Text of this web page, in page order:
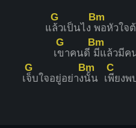
แ
G
ล้วเป็นไง
Bm
พอหัวใจต้
เ
G
ขาคนดี
Bm
มีแล้วมีค
เ
G
จ็บใจอยู่อย่าง
Bm
นั้น เ
C
พียงพ